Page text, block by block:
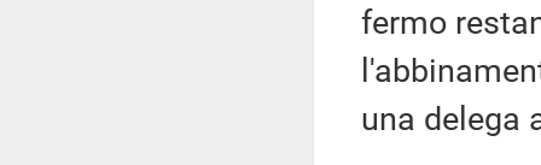
fermo
una delega